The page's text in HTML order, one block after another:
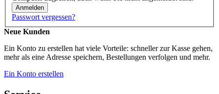
Anmelden
Passwort vergessen?
Neue Kunden
Ein Konto zu erstellen hat viele Vorteile: schneller zur Kasse gehen,
mehr als eine Adresse speichern, Bestellungen verfolgen und mehr.
Ein Konto erstellen